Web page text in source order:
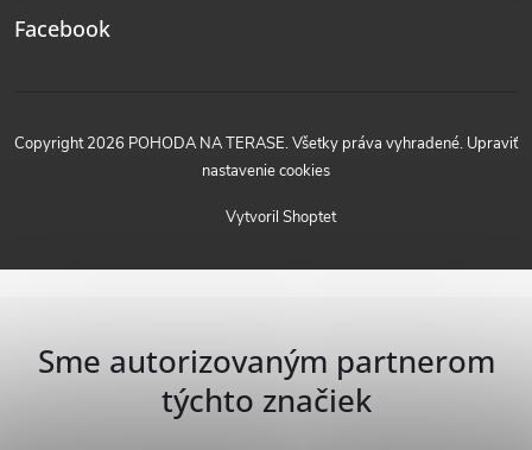
Facebook
Vytvoril Shoptet
Copyright 2026 POHODA NA TERASE. Všetky práva vyhradené. Upraviť
nastavenie cookies
Sme autorizovaným partnerom
týchto značiek